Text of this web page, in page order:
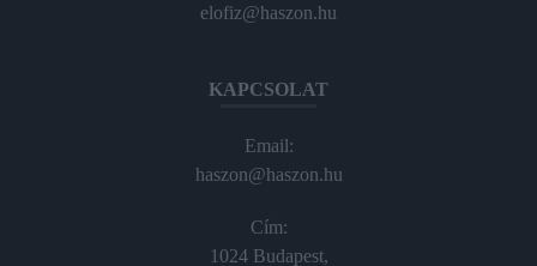
elofiz@haszon.hu
KAPCSOLAT
Email:
haszon@haszon.hu
Cím:
1024 Budapest,